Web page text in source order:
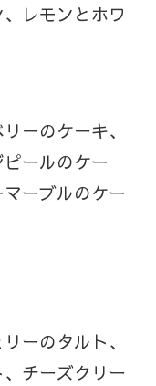
レモンとホワ
ーのケーキ、
ールのケー
ーブルのケー
ーのタルト、
チーズクリー